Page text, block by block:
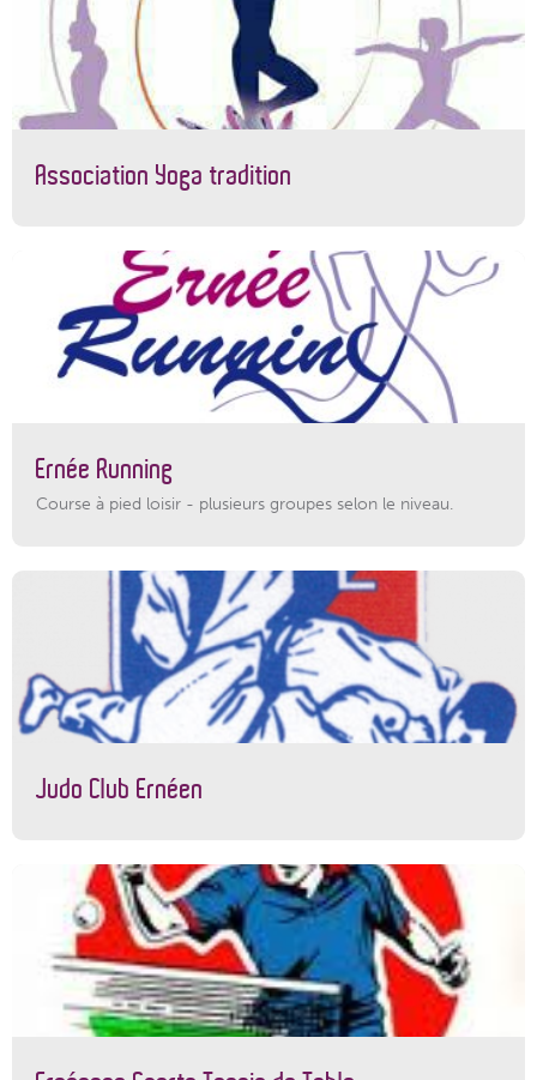
Association Yoga tradition
Ernée Running
Course à pied loisir - plusieurs groupes selon le niveau.
Judo Club Ernéen